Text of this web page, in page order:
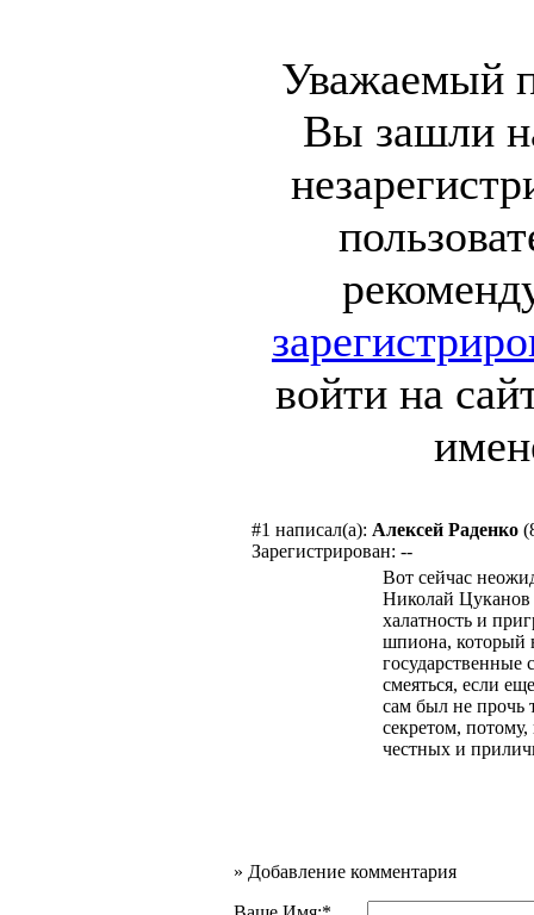
Уважаемый
Вы зашли
войти на
#1 написал(а): Алексей Раденко
Зарегистрирован: --
Вот сейчас
Николай
халатность и
шпиона, который
государственные
смеяться, если
сам был не прочь
секретом,
честных и
» Добавление комментария